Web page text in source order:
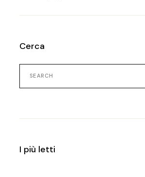
Cerca
Search
for:
I più letti